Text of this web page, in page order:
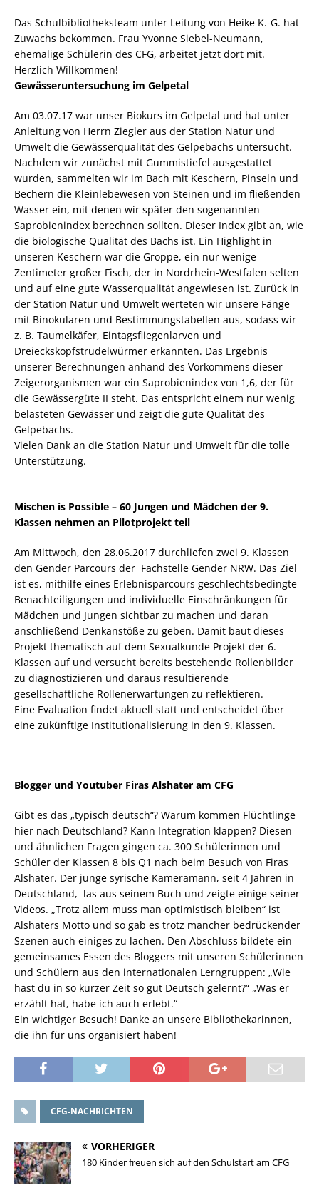
Das Schulbibliotheksteam unter Leitung von Heike K.-G. hat
Zuwachs bekommen. Frau Yvonne Siebel-Neumann,
ehemalige Schülerin des CFG, arbeitet jetzt dort mit.
Herzlich Willkommen!
Gewässeruntersuchung im Gelpetal
Am 03.07.17 war unser Biokurs im Gelpetal und hat unter
Anleitung von Herrn Ziegler aus der Station Natur und
Umwelt die Gewässerqualität des Gelpebachs untersucht.
Nachdem wir zunächst mit Gummistiefel ausgestattet
wurden, sammelten wir im Bach mit Keschern, Pinseln und
Bechern die Kleinlebewesen von Steinen und im fließenden
Wasser ein, mit denen wir später den sogenannten
Saprobienindex berechnen sollten. Dieser Index gibt an, wie
die biologische Qualität des Bachs ist. Ein Highlight in
unseren Keschern war die Groppe, ein nur wenige
Zentimeter großer Fisch, der in Nordrhein-Westfalen selten
und auf eine gute Wasserqualität angewiesen ist. Zurück in
der Station Natur und Umwelt werteten wir unsere Fänge
mit Binokularen und Bestimmungstabellen aus, sodass wir
z. B. Taumelkäfer, Eintagsfliegenlarven und
Dreieckskopfstrudelwürmer erkannten. Das Ergebnis
unserer Berechnungen anhand des Vorkommens dieser
Zeigerorganismen war ein Saprobienindex von 1,6, der für
die Gewässergüte II steht. Das entspricht einem nur wenig
belasteten Gewässer und zeigt die gute Qualität des
Gelpebachs.
Vielen Dank an die Station Natur und Umwelt für die tolle
Unterstützung.
Mischen is Possible – 60 Jungen und Mädchen der 9.
Klassen nehmen an Pilotprojekt teil
Am Mittwoch, den 28.06.2017 durchliefen zwei 9. Klassen
den Gender Parcours der Fachstelle Gender NRW. Das Ziel
ist es, mithilfe eines Erlebnisparcours geschlechtsbedingte
Benachteiligungen und individuelle Einschränkungen für
Mädchen und Jungen sichtbar zu machen und daran
anschließend Denkanstöße zu geben. Damit baut dieses
Projekt thematisch auf dem Sexualkunde Projekt der 6.
Klassen auf und versucht bereits bestehende Rollenbilder
zu diagnostizieren und daraus resultierende
gesellschaftliche Rollenerwartungen zu reflektieren.
Eine Evaluation findet aktuell statt und entscheidet über
eine zukünftige Institutionalisierung in den 9. Klassen.
Blogger und Youtuber Firas Alshater am CFG
Gibt es das „typisch deutsch“? Warum kommen Flüchtlinge
hier nach Deutschland? Kann Integration klappen? Diesen
und ähnlichen Fragen gingen ca. 300 Schülerinnen und
Schüler der Klassen 8 bis Q1 nach beim Besuch von Firas
Alshater. Der junge syrische Kameramann, seit 4 Jahren in
Deutschland, las aus seinem Buch und zeigte einige seiner
Videos. „Trotz allem muss man optimistisch bleiben“ ist
Alshaters Motto und so gab es trotz mancher bedrückender
Szenen auch einiges zu lachen. Den Abschluss bildete ein
gemeinsames Essen des Bloggers mit unseren Schülerinnen
und Schülern aus den internationalen Lerngruppen: „Wie
hast du in so kurzer Zeit so gut Deutsch gelernt?“ „Was er
erzählt hat, habe ich auch erlebt.“
Ein wichtiger Besuch! Danke an unsere Bibliothekarinnen,
die ihn für uns organisiert haben!
CFG-NACHRICHTEN
VORHERIGER
180 Kinder freuen sich auf den Schulstart am CFG